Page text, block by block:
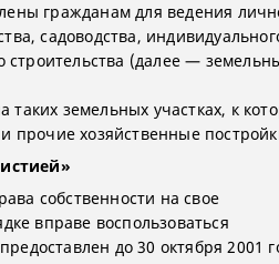
гражданам для ведения
садоводства,
(далее —
земельных участках, к
прочие хозяйственные
собственности на свое
вправе воспользоваться
до 30 октября 2001